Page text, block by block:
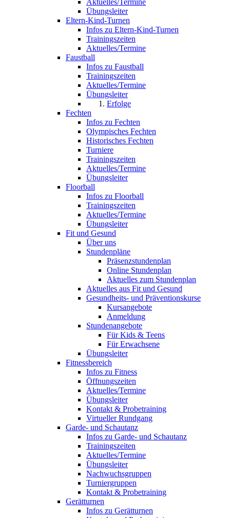
Übungsleiter
Eltern-Kind-Turnen
Infos zu Eltern-Kind-Turnen
Trainingszeiten
Aktuelles/Termine
Faustball
Infos zu Faustball
Trainingszeiten
Aktuelles/Termine
Übungsleiter
Erfolge
Fechten
Infos zu Fechten
Olympisches Fechten
Historisches Fechten
Turniere
Trainingszeiten
Aktuelles/Termine
Übungsleiter
Floorball
Infos zu Floorball
Trainingszeiten
Aktuelles/Termine
Übungsleiter
Fit und Gesund
Über uns
Stundenpläne
Präsenzstundenplan
Online Stundenplan
Aktuelles zum Stundenplan
Aktuelles aus Fit und Gesund
Gesundheits- und Präventionskurse
Kursangebote
Anmeldung
Stundenangebote
Für Kids & Teens
Für Erwachsene
Übungsleiter
Fitnessbereich
Infos zu Fitness
Öffnungszeiten
Aktuelles/Termine
Übungsleiter
Kontakt & Probetraining
Virtueller Rundgang
Garde- und Schautanz
Infos zu Garde- und Schautanz
Trainingszeiten
Aktuelles/Termine
Übungsleiter
Nachwuchsgruppen
Turniergruppen
Kontakt & Probetraining
Gerätturnen
Infos zu Gerätturnen